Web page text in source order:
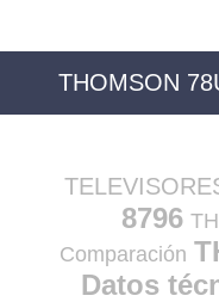
THOMSON
8796
Comparación
Datos